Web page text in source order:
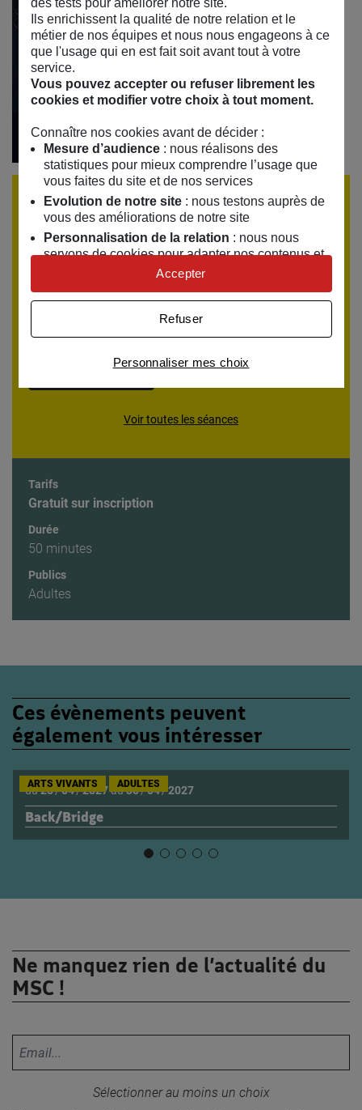
Réserver une place
Encore un peu de patience, les réservations ouvrent le
dimanche 27 décembre 2026
alerté(e), laissez-nous votre email.
Être alerté(e)
Voir toutes les séances
Tarifs
Gratuit sur inscription
Durée
50 minutes
Publics
Adultes
Ces évènements peuvent
également vous intéresser
Back/Bridge
du28/04/2027au30/04/2027
ARTS VIVANTS ADULTES
Ne manquez rien de l’actualité du
MSC !
Sélectionner au moins un choix
des tests pour améliorer notre site.
Ils enrichissent la qualité de notre relation et le
métier de nos équipes et nous nous engageons à ce
que l'usage qui en est fait soit avant tout à votre
service.
Vous pouvez accepter ou refuser librement les
cookies et modifier votre choix à tout moment.
Connaître nos cookies avant de décider :
Mesure d’audience: nous réalisons des
statistiques pour mieux comprendre l’usage que
vous faites du site et de nos services
Evolution de notre site: nous testons auprès de
vous des améliorations de notre site
Personnalisation de la relation : nous nous
servons de cookies pour adapter nos contenus et
personnaliser nos offres
Univers publicitaire: nous utilisons avec nos
publicités personnalisées
Personnaliser mes choix
Refuser
Accepter